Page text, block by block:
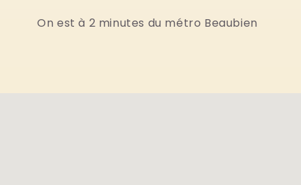
On est à 2 minutes du métro Beaubien